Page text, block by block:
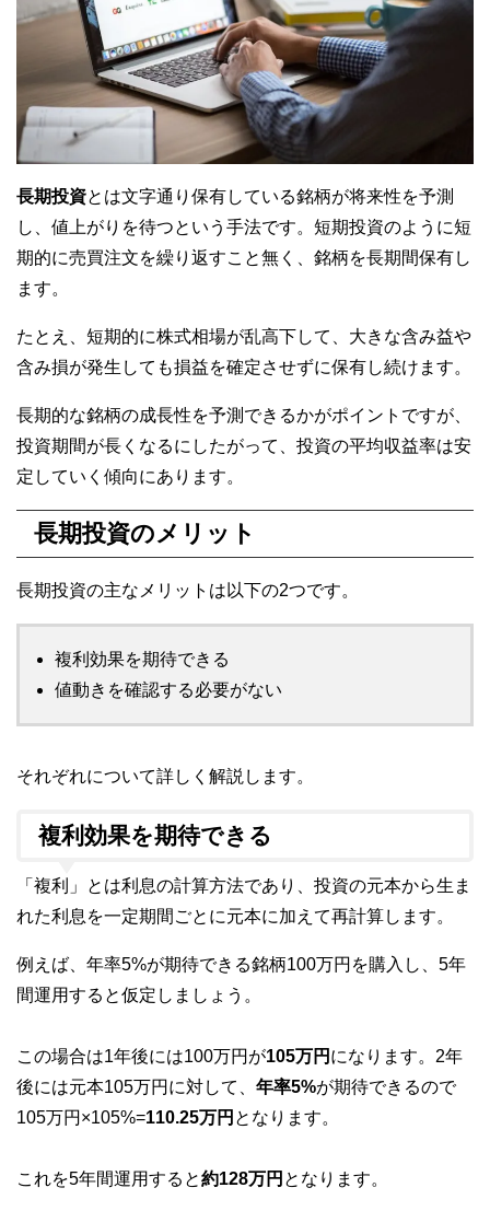
長期投資とは文字通り保有している銘柄が将来性を予測
し、値上がりを待つという手法です。短期投資のように短
期的に売買注文を繰り返すこと無く、銘柄を長期間保有し
ます。
たとえ、短期的に株式相場が乱高下して、大きな含み益や
含み損が発生しても損益を確定させずに保有し続けます。
長期的な銘柄の成長性を予測できるかがポイントですが、
投資期間が長くなるにしたがって、投資の平均収益率は安
定していく傾向にあります。
長期投資のメリット
長期投資の主なメリットは以下の2つです。
複利効果を期待できる
値動きを確認する必要がない
それぞれについて詳しく解説します。
複利効果を期待できる
「複利」とは利息の計算方法であり、投資の元本から生ま
れた利息を一定期間ごとに元本に加えて再計算します。
例えば、年率5%が期待できる銘柄100万円を購入し、5年
間運用すると仮定しましょう。
この場合は1年後には100万円が105万円 になります。2年
後には元本105万円に対して、 年率5%が期待できるので
105万円×105%=110.25万円 となります。
これを5年間運用すると約128万円 となります。